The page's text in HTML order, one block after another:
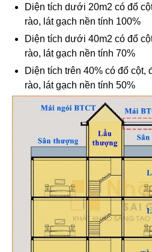
Diện tích dưới 20m2 có đổ
rào, lát gạch nền tính 100%
Diện tích dưới 40m2 có đổ
rào, lát gạch nền tính 70%
Diện tích trên 40% có đổ cột,
rào, lát gạch nền tính 50%